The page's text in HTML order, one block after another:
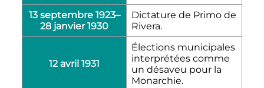
13 septembre 1923–
28 janvier 1930
Dictature de Primo de
Rivera.
12 avril 1931
Élections municipales
interprétées comme
un désaveu pour la
Monarchie.